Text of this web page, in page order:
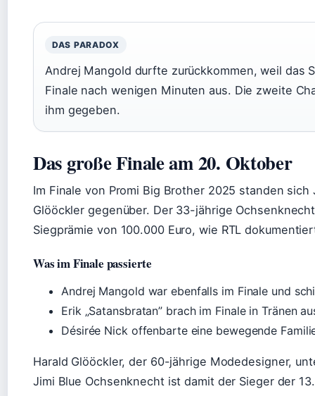
DAS PARADOX
Andrej Mangold durfte zurückkommen, weil das
Finale nach wenigen Minuten aus. Die zweite
ihm gegeben.
Das große Finale am 20. Oktober
Im Finale von Promi Big Brother 2025 standen
Glööckler gegenüber. Der 33-jährige
Siegprämie von 100.000 Euro, wie RTL
Was im Finale passierte
Andrej Mangold war ebenfalls im Finale und
Erik „Satansbratan” brach im Finale in Tränen
Désirée Nick offenbarte eine bewegende
Harald Glööckler, der 60-jährige Modedesigner,
Jimi Blue Ochsenknecht ist damit der Sieger der